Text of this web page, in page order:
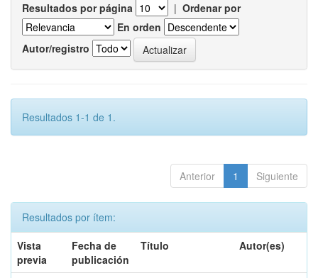
Resultados por página | Ordenar por
En orden
Autor/registro
Resultados 1-1 de 1.
Anterior 1 Siguiente
Resultados por ítem:
Vista
previa
Fecha de
publicación
Título Autor(es)